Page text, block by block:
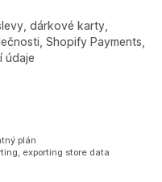
dárkové karty,
Shopify Payments,
údaje
plán
exporting store data